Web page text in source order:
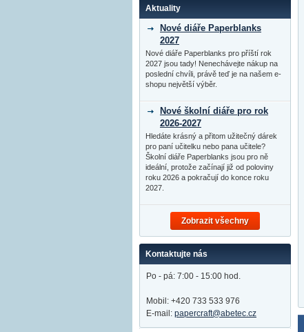
Aktuality
Nové diáře Paperblanks
2027
Nové diáře Paperblanks pro příští rok
2027 jsou tady! Nenechávejte nákup na
poslední chvíli, právě teď je na našem e-
shopu největší výběr.
Nové školní diáře pro rok
2026-2027
Hledáte krásný a přitom užitečný dárek
pro paní učitelku nebo pana učitele?
Školní diáře Paperblanks jsou pro ně
ideální, protože začínají již od poloviny
roku 2026 a pokračují do konce roku
2027.
Zobrazit všechny
Kontaktujte nás
Po - pá: 7:00 - 15:00 hod.
Mobil: +420 733 533 976
E-mail: papercraft@abetec.cz